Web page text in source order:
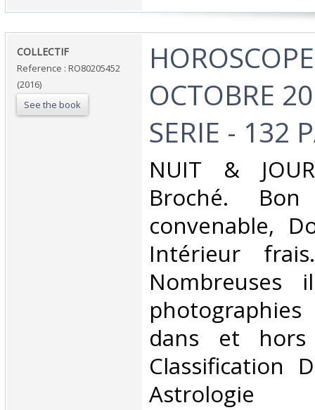
‎COLLECTIF‎
Reference : RO80205452
(2016)
See the book
OCTOBRE
SERIE - 132
‎NUIT &
Broché.
convenable,
Intérieur
Nombreuses
dans et
Classification
Astrologie‎